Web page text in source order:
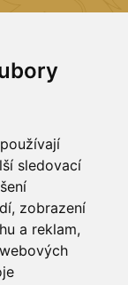
sledovací
zobrazení
a reklam,